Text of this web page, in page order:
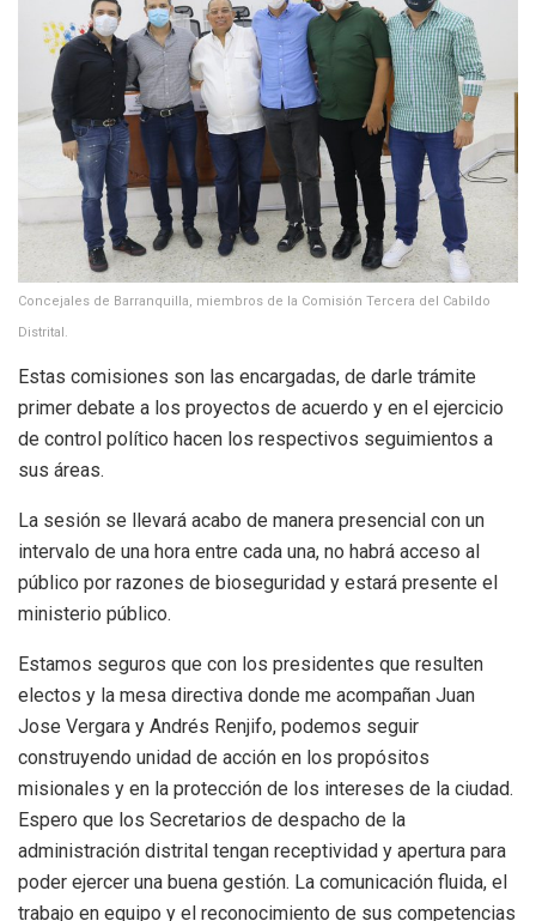
Concejales de Barranquilla, miembros de la Comisión Tercera del Cabildo
Distrital.
Estas comisiones son las encargadas, de darle trámite
primer debate a los proyectos de acuerdo y en el ejercicio
de control político hacen los respectivos seguimientos a
sus áreas.
La sesión se llevará acabo de manera presencial con un
intervalo de una hora entre cada una, no habrá acceso al
público por razones de bioseguridad y estará presente el
ministerio público.
Estamos seguros que con los presidentes que resulten
electos y la mesa directiva donde me acompañan Juan
Jose Vergara y Andrés Renjifo, podemos seguir
construyendo unidad de acción en los propósitos
misionales y en la protección de los intereses de la ciudad.
Espero que los Secretarios de despacho de la
administración distrital tengan receptividad y apertura para
poder ejercer una buena gestión. La comunicación fluida, el
trabajo en equipo y el reconocimiento de sus competencias